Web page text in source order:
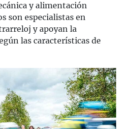
y alimentación
son especialistas en
y apoyan la
las características de